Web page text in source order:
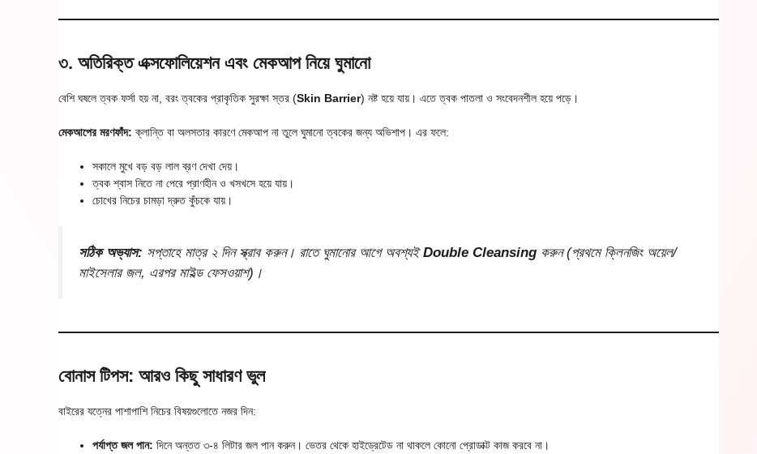
৩. অতিরিক্ত এক্সফোলিয়েশন এবং মেকআপ নিয়ে ঘুমানো
বেশি ঘষলে ত্বক ফর্সা হয় না, বরং ত্বকের প্রাকৃতিক সুরক্ষা স্তর (Skin Barrier) নষ্ট হয়ে যায়। এতে ত্বক পাতলা ও সংবেদনশীল হয়ে পড়ে।
মেকআপের মরণফাঁদ: ক্লান্তি বা অলসতার কারণে মেকআপ না তুলে ঘুমানো ত্বকের জন্য অভিশাপ। এর ফলে:
সকালে মুখে বড় বড় লাল ব্রণ দেখা দেয়।
ত্বক শ্বাস নিতে না পেরে প্রাণহীন ও খসখসে হয়ে যায়।
চোখের নিচের চামড়া দ্রুত কুঁচকে যায়।
সঠিক অভ্যাস: সপ্তাহে মাত্র ২ দিন স্ক্রাব করুন। রাতে ঘুমানোর আগে অবশ্যইDouble Cleansing করুন (প্রথমে ক্লিনজিং অয়েল/
মাইসেলার জল, এরপর মাইল্ড ফেসওয়াশ)।
বোনাস টিপস: আরও কিছু সাধারণ ভুল
বাইরের যত্নের পাশাপাশি নিচের বিষয়গুলোতে নজর দিন:
পর্যাপ্ত জল পান: দিনে অন্তত ৩-৪ লিটার জল পান করুন। ভেতর থেকে হাইড্রেটেড না থাকলে কোনো প্রোডাক্ট কাজ করবে না।